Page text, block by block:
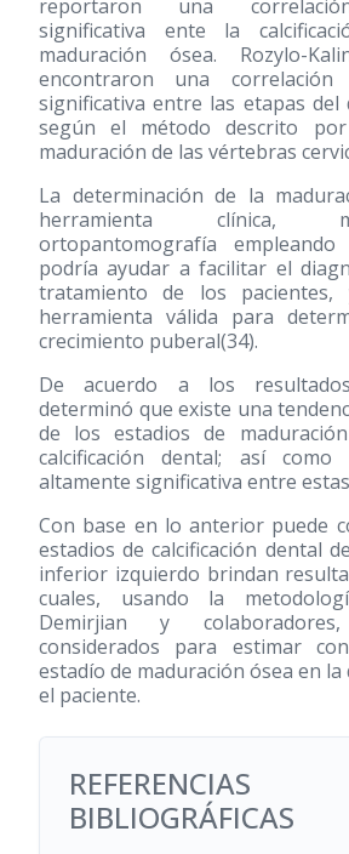
reportaron una
significativa ente la
maduración ósea. Rozylo-
encontraron una correlación
significativa entre las etapas del
según el método descrito
maduración de las vértebras
La determinación de la
herramienta clínica,
ortopantomografía
podría ayudar a facilitar el
tratamiento de los
herramienta válida para
crecimiento puberal(34).
De acuerdo a los
determinó que existe una
de los estadios de
calcificación dental; así como
altamente significativa entre
Con base en lo anterior puede
estadios de calcificación dental
inferior izquierdo brindan
cuales, usando la
Demirjian y
considerados para estimar
estadío de maduración ósea en
el paciente.
REFERENCIAS
BIBLIOGRÁFICAS